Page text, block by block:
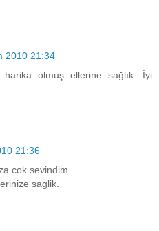
2010 21:34
olmuş ellerine sağlık. İyi
21:36
cok sevindim.
saglik.